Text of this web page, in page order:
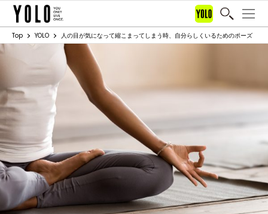
Top YOLO 人の目が気になって縮こまってしまう時、自分らしくいるためのポーズ